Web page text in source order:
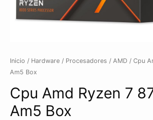
Inicio / Hardware / Procesadores / AMD / Cpu
Am5 Box
Cpu Amd Ryzen 7
Am5 Box